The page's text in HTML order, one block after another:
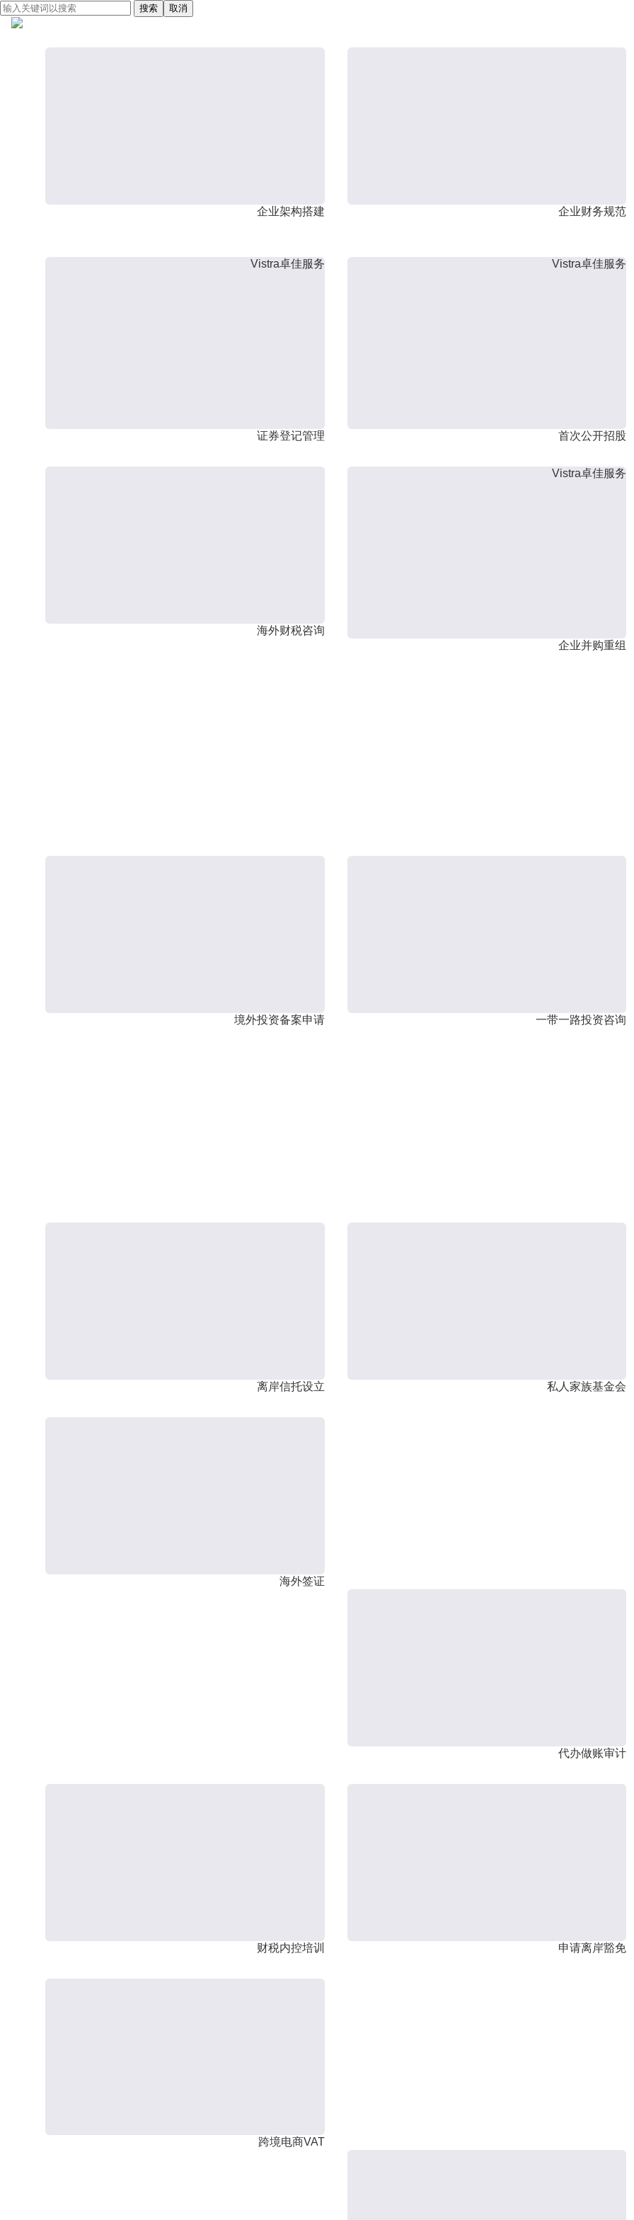
搜索 取消
企业架构搭建 企业财务规范
Vistra卓佳服务
证券登记管理
Vistra卓佳服务
首次公开招股
海外财税咨询
Vistra卓佳服务
企业并购重组
境外投资备案申请 一带一路投资咨询
离岸信托设立 私人家族基金会
海外签证
代办做账审计
财税内控培训 申请离岸豁免
跨境电商VAT